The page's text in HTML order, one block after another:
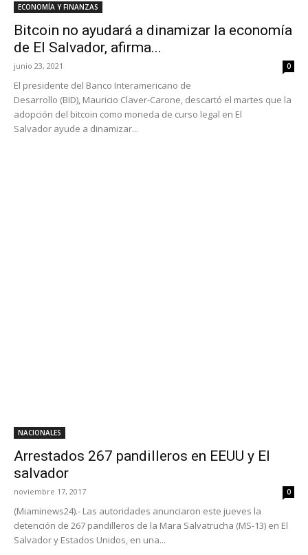
ECONOMÍA Y FINANZAS
Bitcoin no ayudará a dinamizar la economía
de El Salvador, afirma...
junio 23, 2021 0
El presidente del Banco Interamericano de
Desarrollo (BID), Mauricio Claver-Carone, descartó el martes que la
adopción del bitcoin como moneda de curso legal en El
Salvador ayude a dinamizar...
NACIONALES
Arrestados 267 pandilleros en EEUU y El
salvador
noviembre 17, 2017 0
(Miaminews24).- Las autoridades anunciaron este jueves la
detención de 267 pandilleros de la Mara Salvatrucha (MS-13) en El
Salvador y Estados Unidos, en una...